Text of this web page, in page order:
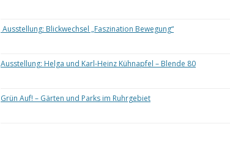
Ausstellung: Blickwechsel „Faszination Bewegung“
Ausstellung: Helga und Karl-Heinz Kühnapfel – Blende 80
Grün Auf! – Gärten und Parks im Ruhrgebiet